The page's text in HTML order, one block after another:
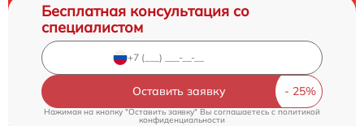
Бесплатная консультация со
специалистом
Оставить заявку
Нажимая на кнопку "Оставить заявку" Вы соглашаетесь cполитикой
конфиденциальности